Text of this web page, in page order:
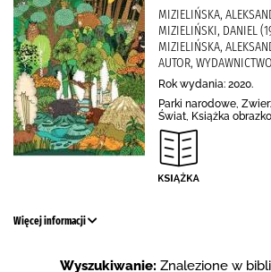
MIZIELIŃSKA,
MIZIELIŃSKI, DANIEL
MIZIELIŃSKA,
AUTOR,
Rok wydania: 2020.
Parki narodowe,
Świat, Książka
Więcej informacji
Wyszukiwanie: Znalezione w